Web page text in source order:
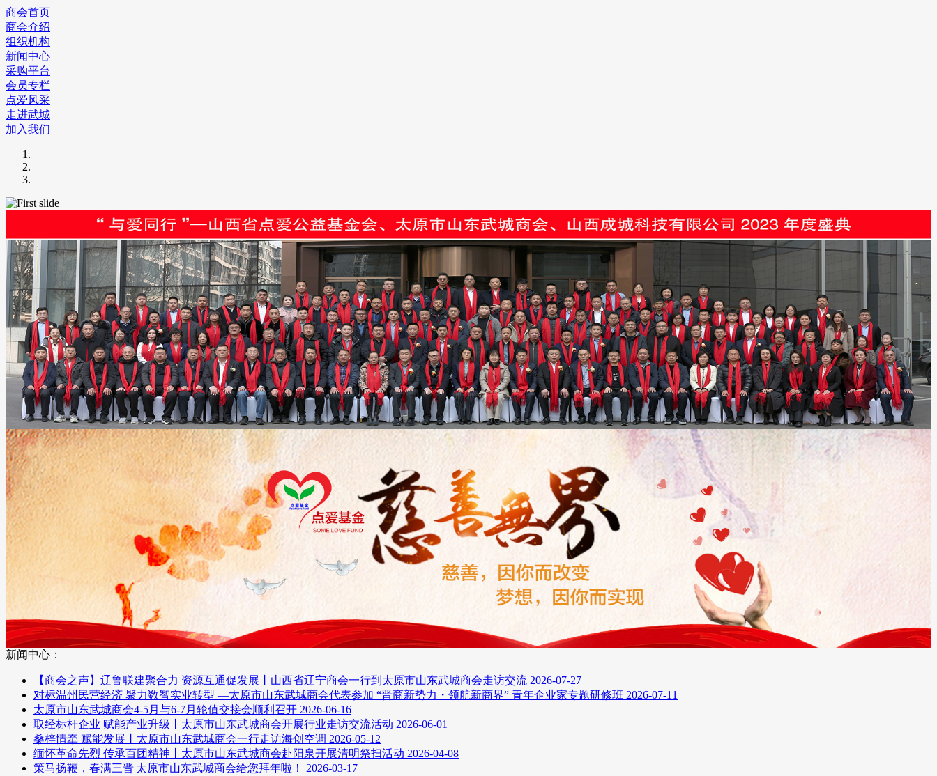
商会首页
商会介绍
组织机构
新闻中心
采购平台
会员专栏
点爱风采
走进武城
加入我们
新闻中心：
【商会之声】辽鲁联建聚合力 资源互通促发展丨山西省辽宁商会一行到太原市山东武城商会走访交流 2026-07-27
对标温州民营经济 聚力数智实业转型 —太原市山东武城商会代表参加 “晋商新势力・领航新商界” 青年企业家专题研修班 2026-07-11
太原市山东武城商会4-5月与6-7月轮值交接会顺利召开 2026-06-16
取经标杆企业 赋能产业升级丨太原市山东武城商会开展行业走访交流活动 2026-06-01
桑梓情牵 赋能发展丨太原市山东武城商会一行走访海创空调 2026-05-12
缅怀革命先烈 传承百团精神丨太原市山东武城商会赴阳泉开展清明祭扫活动 2026-04-08
策马扬鞭，春满三晋|太原市山东武城商会给您拜年啦！ 2026-03-17